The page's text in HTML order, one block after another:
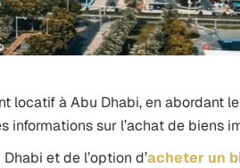
locatif à Abu Dhabi, en abordant
sur l’achat de biens
Dhabi et de l’option d’acheter un